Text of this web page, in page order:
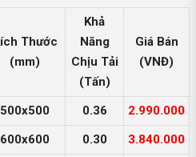
Thước
(mm)
Khả
Năng
Chịu Tải
(Tấn)
Giá Bán
(VNĐ)
500x500 0.36
2.990.000
600x600
0.30
3.840.000